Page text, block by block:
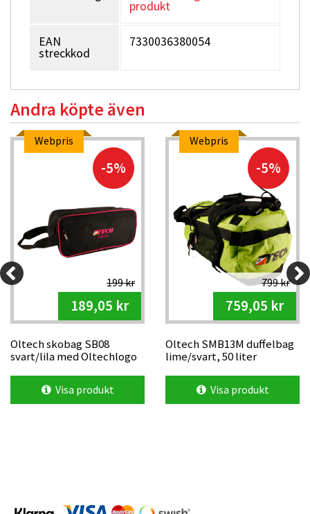
produkt
EAN
streckkod
7330036380054
Andra köpte även
Webpris
-5%
199 kr
189,05 kr
Oltech skobag SB08
svart/lila med Oltechlogo
Visa produkt
Webpris
-5%
799 kr
759,05 kr
Oltech SMB13M duffelbag
lime/svart, 50 liter
Visa produkt